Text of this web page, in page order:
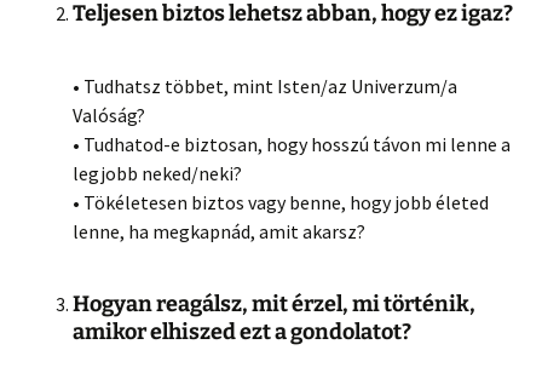
Teljesen biztos lehetsz abban, hogy ez igaz?
• Tudhatsz többet, mint Isten/az Univerzum/a
Valóság?
• Tudhatod-e biztosan, hogy hosszú távon mi lenne a
legjobb neked/neki?
• Tökéletesen biztos vagy benne, hogy jobb életed
lenne, ha megkapnád, amit akarsz?
Hogyan reagálsz, mit érzel, mi történik,
amikor elhiszed ezt a gondolatot?